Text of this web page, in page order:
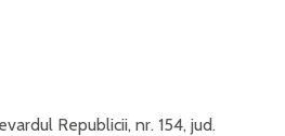
Republicii, nr. 154, jud.